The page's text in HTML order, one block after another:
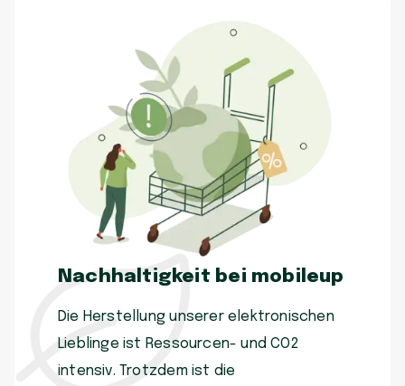
Nachhaltigkeit bei mobileup
Die Herstellung unserer elektronischen
Lieblinge ist Ressourcen- und CO2
intensiv. Trotzdem ist die